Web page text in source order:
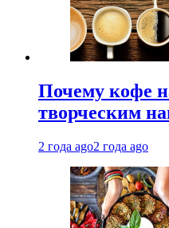
Почему кофе
творческим
2 года ago2 года ago